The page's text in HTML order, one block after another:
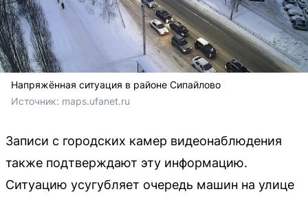
Напряжённая ситуация в районе Сипайлово
Источник: maps.ufanet.ru
Записи с городских камер видеонаблюдения
также подтверждают эту информацию.
Ситуацию усугубляет очередь машин на улице